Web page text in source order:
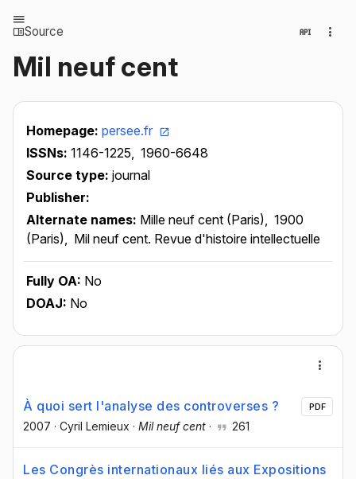
Source
Mil neuf cent
Homepage: persee.fr
ISSNs: 1146-1225, 1960-6648
Source type: journal
Publisher:
Alternate names: Mille neuf cent (Paris), 1900
(Paris), Mil neuf cent. Revue d'histoire intellectuelle
Fully OA: No
DOAJ: No
À quoi sert l'analyse des controverses ?
2007 · Cyril Lemieux · Mil neuf cent · 261
PDF
Les Congrès internationaux liés aux Expositions